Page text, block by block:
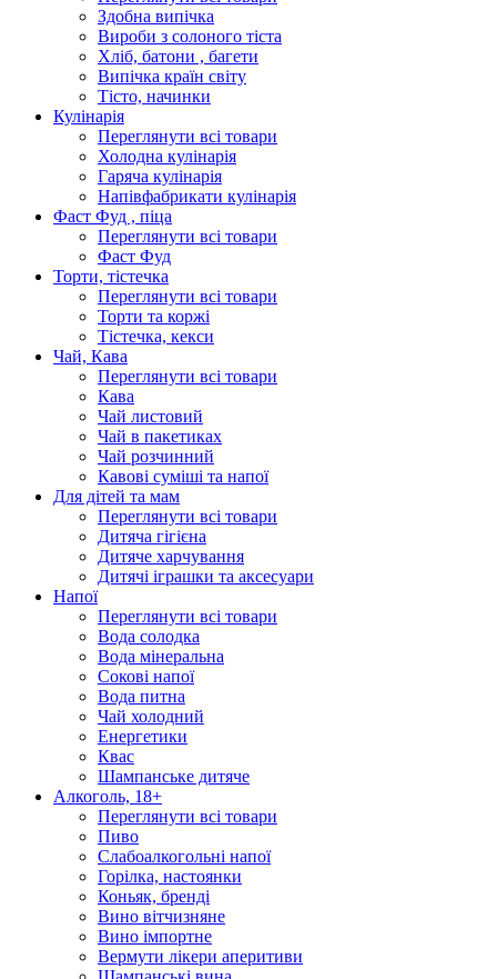
Здобна випічка
Вироби з солоного тіста
Хліб, батони , багети
Випічка країн світу
Тісто, начинки
Кулінарія
Переглянути всі товари
Холодна кулінарія
Гаряча кулінарія
Напівфабрикати кулінарія
Фаст Фуд , піца
Переглянути всі товари
Фаст Фуд
Торти, тістечка
Переглянути всі товари
Торти та коржі
Тістечка, кекси
Чай, Кава
Переглянути всі товари
Кава
Чай листовий
Чай в пакетиках
Чай розчинний
Кавові суміші та напої
Для дітей та мам
Переглянути всі товари
Дитяча гігієна
Дитяче харчування
Дитячі іграшки та аксесуари
Напої
Переглянути всі товари
Вода солодка
Вода мінеральна
Сокові напої
Вода питна
Чай холодний
Енергетики
Квас
Шампанське дитяче
Алкоголь, 18+
Переглянути всі товари
Пиво
Слабоалкогольні напої
Горілка, настоянки
Коньяк, бренді
Вино вітчизняне
Вино імпортне
Вермути лікери аперитиви